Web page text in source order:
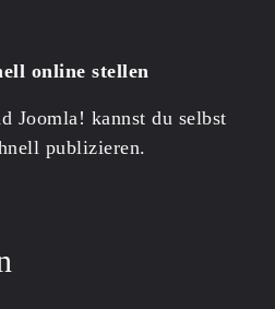
online stellen
Joomla! kannst du selbst
publizieren.